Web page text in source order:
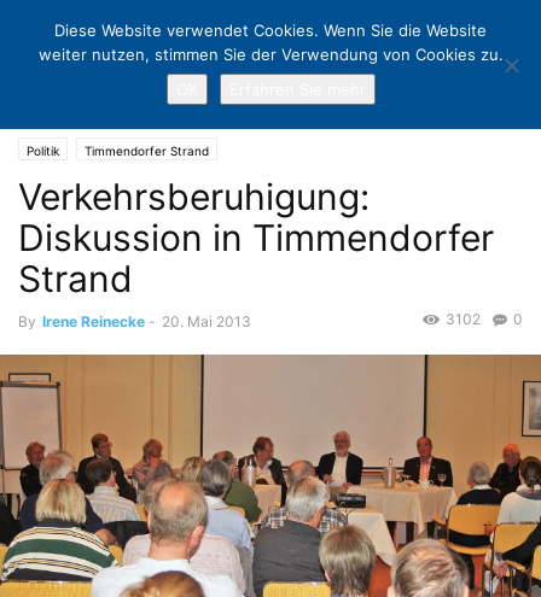
Politik Timmendorfer Strand
Verkehrsberuhigung:
Diskussion in Timmendorfer
Strand
By Irene Reinecke - 20. Mai 2013 0
3102
Diese Website verwendet Cookies. Wenn Sie die Website
weiter nutzen, stimmen Sie der Verwendung von Cookies zu.